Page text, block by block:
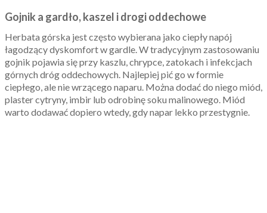
Gojnik a gardło, kaszel i drogi oddechowe
Herbata górska jest często wybierana jako ciepły napój
łagodzący dyskomfort w gardle. W tradycyjnym zastosowaniu
gojnik pojawia się przy kaszlu, chrypce, zatokach i infekcjach
górnych dróg oddechowych. Najlepiej pić go w formie
ciepłego, ale nie wrzącego naparu. Można dodać do niego miód,
plaster cytryny, imbir lub odrobinę soku malinowego. Miód
warto dodawać dopiero wtedy, gdy napar lekko przestygnie.